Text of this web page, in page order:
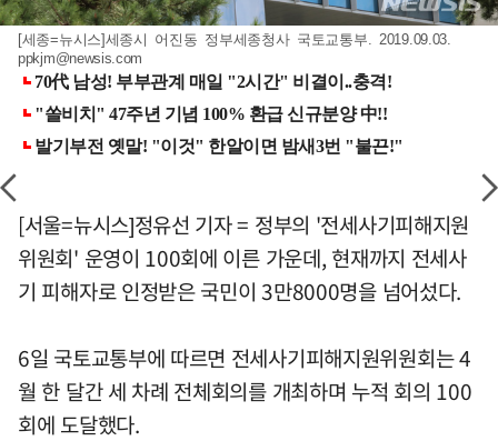
[세종=뉴시스]세종시 어진동 정부세종청사 국토교통부. 2019.09.03.
ppkjm@newsis.com
[서울=뉴시스]정유선 기자 = 정부의 '전세사기피해지원
위원회' 운영이 100회에 이른 가운데, 현재까지 전세사
기 피해자로 인정받은 국민이 3만8000명을 넘어섰다.
6일 국토교통부에 따르면 전세사기피해지원위원회는 4
월 한 달간 세 차례 전체회의를 개최하며 누적 회의 100
회에 도달했다.